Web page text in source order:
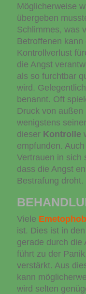
Möglicherweise
übergeben
Schlimmes, was
Betroffenen
Kontrollverlust
die Angst
als so furchtbar
wird.
benannt. Oft
Druck von
wenigstens
dieser Kontrolle
empfunden.
Vertrauen in sich
dass die Angst
Bestrafung droht.
Viele
ist. Dies ist in
gerade durch die
führt zu der
verstärkt. Aus
kann
wird selten